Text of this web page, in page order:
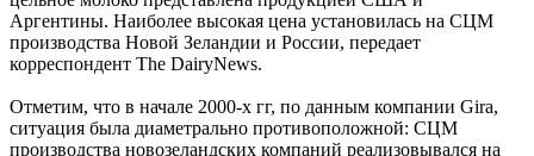
Аргентины. Наиболее высокая цена установилась на СЦМ
производства Новой Зеландии и России, передает
корреспондент The DairyNews.
Отметим, что в начале 2000-х гг, по данным компании Gira,
ситуация была диаметрально противоположной: СЦМ
производства новозеландских компаний реализовывался на